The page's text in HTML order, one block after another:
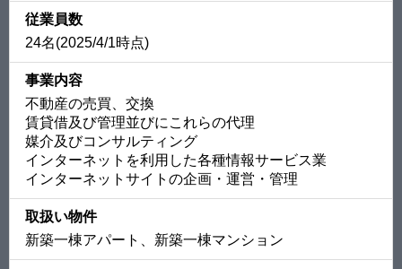
従業員数
24名(2025/4/1時点)
事業内容
不動産の売買、交換
賃貸借及び管理並びにこれらの代理
媒介及びコンサルティング
インターネットを利用した各種情報サービス業
インターネットサイトの企画・運営・管理
取扱い物件
新築一棟アパート、新築一棟マンション